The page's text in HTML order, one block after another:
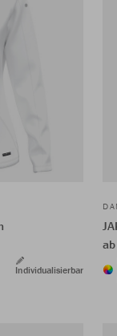
Individualisierbar